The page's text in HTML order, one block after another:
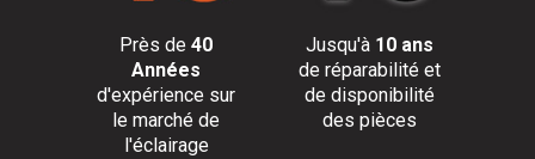
Près de 40
Années
d'expérience sur
le marché de
l'éclairage
Jusqu'à 10 ans
de réparabilité et
de disponibilité
des pièces